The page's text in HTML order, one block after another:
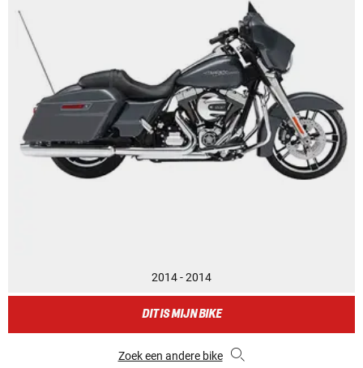
2014 - 2014
DIT IS MIJN BIKE
Zoek een andere bike